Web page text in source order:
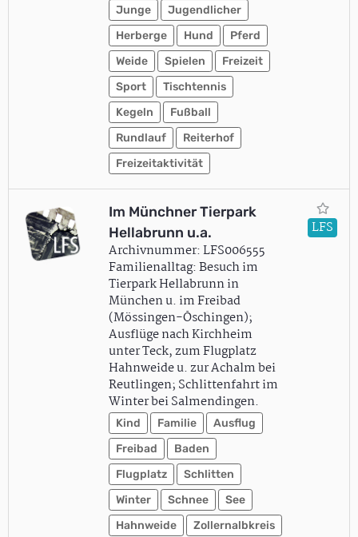
Junge
Jugendlicher
Herberge
Hund
Pferd
Weide
Spielen
Freizeit
Sport
Tischtennis
Kegeln
Fußball
Rundlauf
Reiterhof
Freizeitaktivität
Im Münchner Tierpark
Hellabrunn u.a.
Archivnummer: LFS006555
Familienalltag: Besuch im
Tierpark Hellabrunn in
München u. im Freibad
(Mössingen-Öschingen);
Ausflüge nach Kirchheim
unter Teck, zum Flugplatz
Hahnweide u. zur Achalm bei
Reutlingen; Schlittenfahrt im
Winter bei Salmendingen.
Kind Familie
Ausflug
Freibad
Baden
Flugplatz
Schlitten
Winter
Schnee
See
Hahnweide
Zollernalbkreis
LFS